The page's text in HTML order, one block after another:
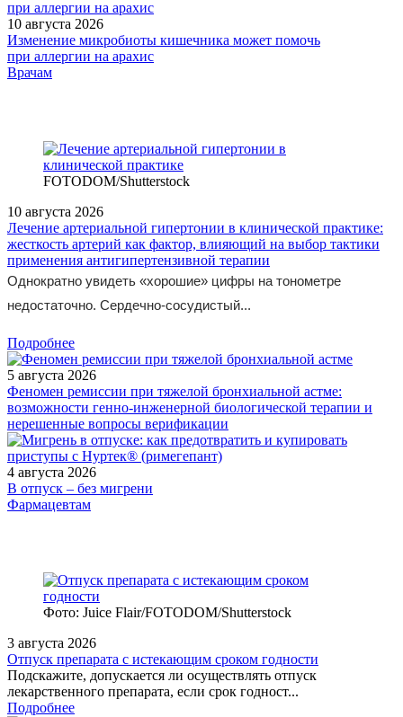
10 августа 2026
Изменение микробиоты кишечника может помочь
при аллергии на арахис
/measures/Nauchno-prakticheskaya-konferentsiya-Verkhnie/
Врачам
FOTODOM/Shutterstock
10 августа 2026
Лечение артериальной гипертонии в клинической практике:
жесткость артерий как фактор, влияющий на выбор тактики
применения антигипертензивной терапии
Однократно увидеть «хорошие» цифры на тонометре
недостаточно. Сердечно-сосудистый...
Подробнее
5 августа 2026
Феномен ремиссии при тяжелой бронхиальной астме:
возможности генно-инженерной биологической терапии и
нерешенные вопросы верификации
4 августа 2026
В отпуск – без мигрени
Фармацевтам
Фото: Juice Flair/FOTODOM/Shutterstoсk
3 августа 2026
Отпуск препарата с истекающим сроком годности
Подскажите, допускается ли осуществлять отпуск
лекарственного препарата, если срок годност...
Подробнее